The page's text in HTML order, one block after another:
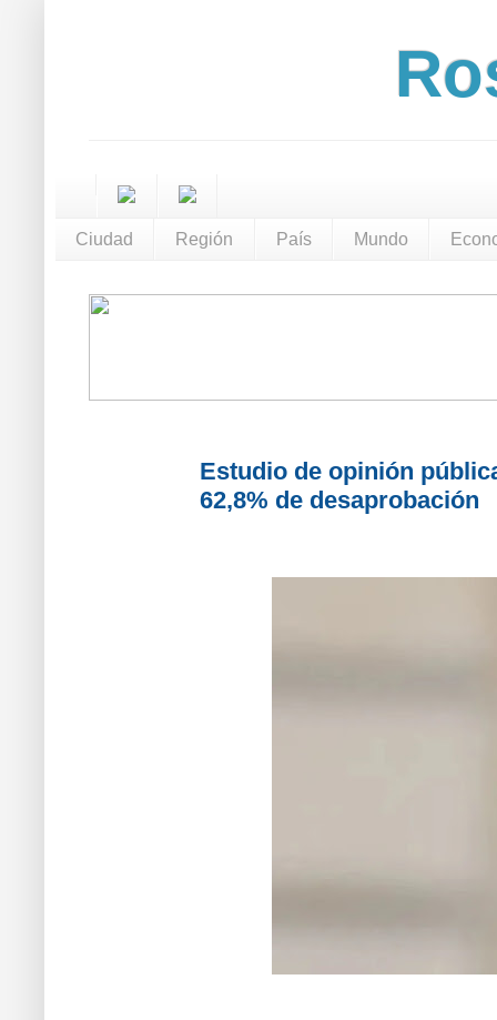
Ciudad Región País Mundo
Estudio de opinión
62,8% de desaprobación